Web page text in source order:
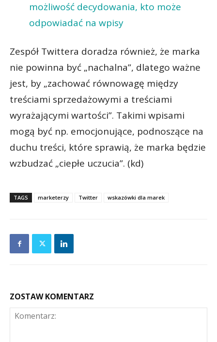
możliwość decydowania, kto może
odpowiadać na wpisy
Zespół Twittera doradza również, że marka
nie powinna być „nachalna”, dlatego ważne
jest, by „zachować równowagę między
treściami sprzedażowymi a treściami
wyrażającymi wartości”. Takimi wpisami
mogą być np. emocjonujące, podnoszące na
duchu treści, które sprawią, że marka będzie
wzbudzać „ciepłe uczucia”. (kd)
TAGS marketerzy Twitter wskazówki dla marek
ZOSTAW KOMENTARZ